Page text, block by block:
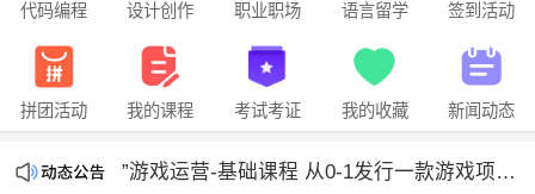
代码编程 设计创作 职业职场 语言留学 签到活动
拼团活动 我的课程 考试考证 我的收藏 新闻动态
”游戏运营-基础课程 从0-1发行一款游戏项目“正在直播
“人工智能时代，人人必会的AI绘画设计课”开课啦
“人工智能时代，人人必会的AI绘画设计课”开课啦